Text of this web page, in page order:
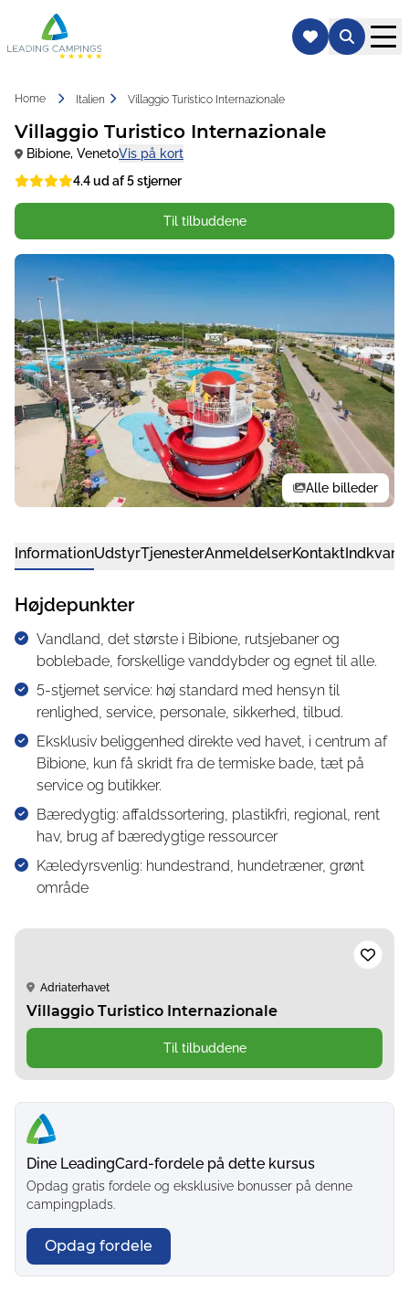
Home Italien Villaggio Turistico Internazionale
Villaggio Turistico Internazionale
Bibione, VenetoVis på kort
4.4 ud af 5 stjerner
Til tilbuddene
Alle billeder
InformationUdstyrTjenesterAnmeldelserKontakt
Højdepunkter
Vandland, det største i Bibione, rutsjebaner og
boblebade, forskellige vanddybder og egnet til alle.
5-stjernet service: høj standard med hensyn til
renlighed, service, personale, sikkerhed, tilbud.
Eksklusiv beliggenhed direkte ved havet, i centrum af
Bibione, kun få skridt fra de termiske bade, tæt på
service og butikker.
Bæredygtig: affaldssortering, plastikfri, regional, rent
hav, brug af bæredygtige ressourcer
Kæledyrsvenlig: hundestrand, hundetræner, grønt
område
Adriaterhavet
Villaggio Turistico Internazionale
Til tilbuddene
Dine LeadingCard-fordele på dette kursus
Opdag gratis fordele og eksklusive bonusser på denne
campingplads.
Opdag fordele